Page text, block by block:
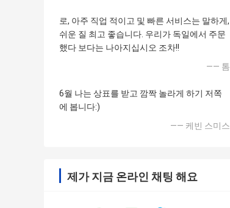
로, 아주 직업 적이고 및 빠른 서비스는 말하게,
쉬운 질 최고 좋습니다. 우리가 독일에서 주문
했다 보다는 나아지십시오 조차!!
—— 톰
6월 나는 상표를 받고 깜짝 놀라게 하기 저쪽
에 봅니다:)
—— 케빈 스미스
제가 지금 온라인 채팅 해요